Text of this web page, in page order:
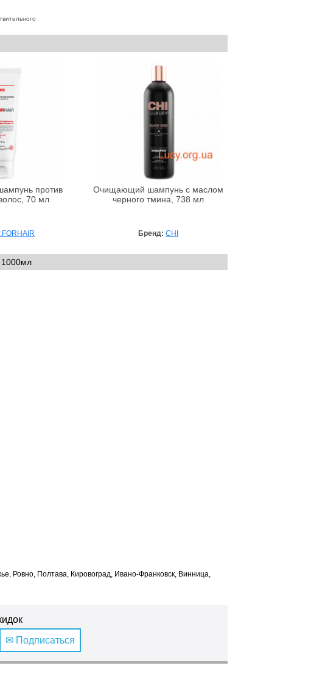
против
70 мл
Очищающий шампунь с маслом
черного тмина, 738 мл
Бренд: CHI
1000мл
Ровно, Полтава, Кировоград, Ивано-Франковск, Винница,
✉ Подписаться